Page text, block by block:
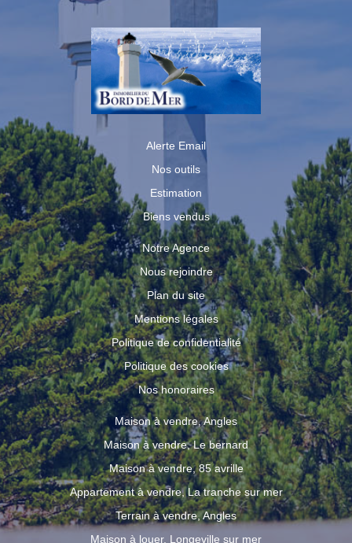
Alerte Email
Nos outils
Estimation
Biens vendus
Notre Agence
Nous rejoindre
Plan du site
Mentions légales
Politique de confidentialité
Politique des cookies
Nos honoraires
Maison à vendre, Angles
Maison à vendre, Le bernard
Maison à vendre, 85 avrille
Appartement à vendre, La tranche sur mer
Terrain à vendre, Angles
Maison à louer, Longeville sur mer